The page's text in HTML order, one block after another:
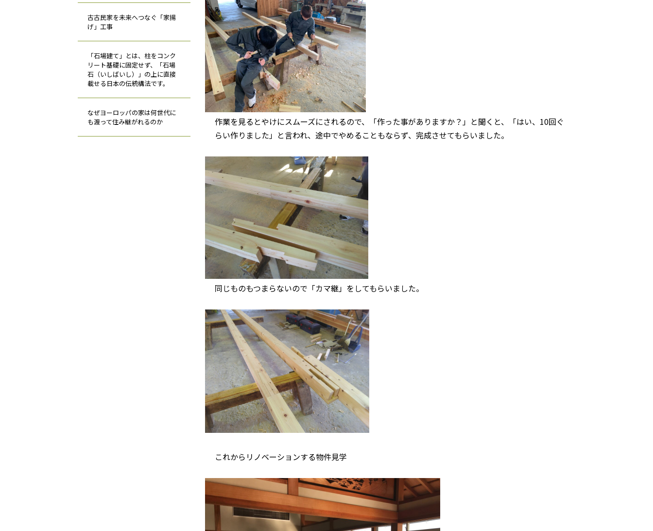
作業を見るとやけにスムーズにされるので、「作った事がありますか？」と聞くと、「はい、10回ぐ
らい作りました」と言われ、途中でやめることもならず、完成させてもらいました。
同じものもつまらないので「カマ継」をしてもらいました。
これからリノベーションする物件見学
古古民家を未来へつなぐ「家揚
げ」工事
「石場建て」とは、柱をコンク
リート基礎に固定せず、「石場
石（いしばいし）」の上に直接
載せる日本の伝統構法です。
なぜヨーロッパの家は何世代に
も渡って住み継がれるのか